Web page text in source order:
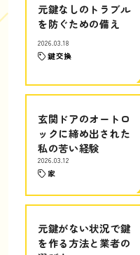
元鍵なしのトラブル
を防ぐための備え
2026.03.18
鍵交換
玄関ドアのオートロ
ックに締め出された
私の苦い経験
2026.03.12
家
元鍵がない状況で鍵
を作る方法と業者の